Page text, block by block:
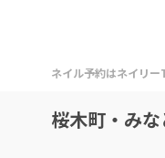
ネイル予約はネイリ
桜木町・み